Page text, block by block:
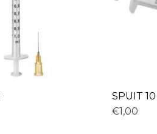
SPUIT 10
€1,00